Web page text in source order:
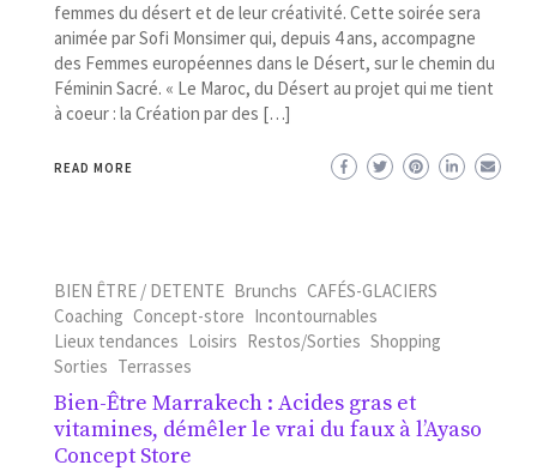
femmes du désert et de leur créativité. Cette soirée sera
animée par Sofi Monsimer qui, depuis 4 ans, accompagne
des Femmes européennes dans le Désert, sur le chemin du
Féminin Sacré. « Le Maroc, du Désert au projet qui me tient
à coeur : la Création par des […]
READ MORE
BIEN ÊTRE / DETENTE Brunchs CAFÉS-GLACIERS
Coaching Concept-store Incontournables
Lieux tendances Loisirs Restos/Sorties Shopping
Sorties Terrasses
Bien-Être Marrakech : Acides gras et
vitamines, démêler le vrai du faux à l’Ayaso
Concept Store